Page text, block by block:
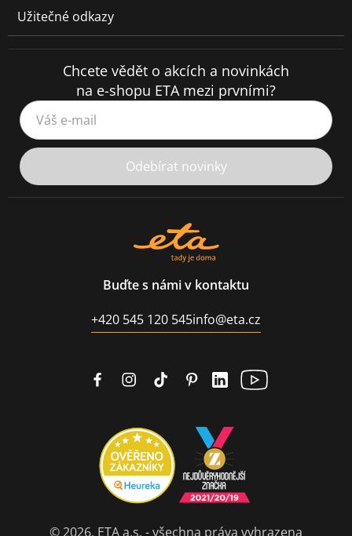
Užitečné odkazy
Chcete vědět o akcích a novinkách
na e-shopu ETA mezi prvními?
Váš e-mail
Odebírat novinky
Buďte s námi v kontaktu
+420 545 120 545info@eta.cz
© 2026, ETA a.s. - všechna práva vyhrazena